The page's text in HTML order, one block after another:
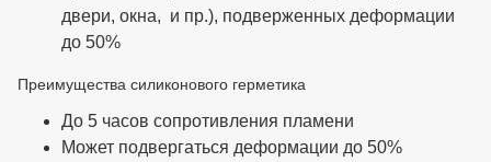
двери, окна, и пр.), подверженных деформации
до 50%
Преимущества силиконового герметика
До 5 часов сопротивления пламени
Может подвергаться деформации до 50%